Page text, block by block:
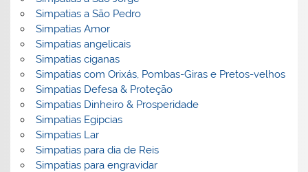
Simpatias a São Pedro
Simpatias Amor
Simpatias angelicais
Simpatias ciganas
Simpatias com Orixás, Pombas-Giras e Pretos-velhos
Simpatias Defesa & Proteção
Simpatias Dinheiro & Prosperidade
Simpatias Egipcias
Simpatias Lar
Simpatias para dia de Reis
Simpatias para engravidar